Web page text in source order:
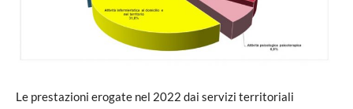
Le prestazioni erogate nel 2022 dai servizi territoriali